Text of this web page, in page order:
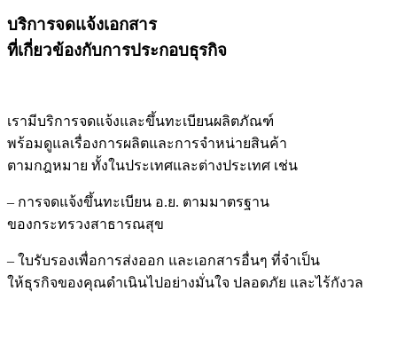
บริการจดแจ้งเอกสาร
ที่เกี่ยวข้องกับการประกอบธุรกิจ
เรามีบริการจดแจ้งและขึ้นทะเบียนผลิตภัณฑ์
พร้อมดูแลเรื่องการผลิตและการจำหน่ายสินค้า
ตามกฎหมาย ทั้งในประเทศและต่างประเทศ เช่น
– การจดแจ้งขึ้นทะเบียน อ.ย. ตามมาตรฐาน
ของกระทรวงสาธารณสุข
– ใบรับรองเพื่อการส่งออก และเอกสารอื่นๆ ที่จำเป็น
ให้ธุรกิจของคุณดำเนินไปอย่างมั่นใจ ปลอดภัย และไร้กังวล